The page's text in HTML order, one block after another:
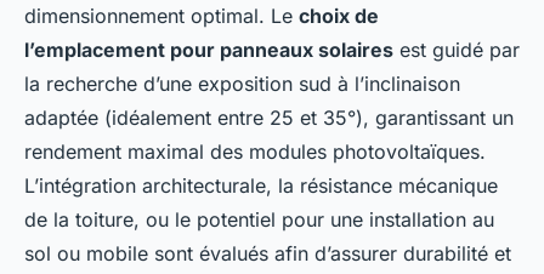
dimensionnement optimal. Le choix de
l’emplacement pour panneaux solaires est guidé par
la recherche d’une exposition sud à l’inclinaison
adaptée (idéalement entre 25 et 35°), garantissant un
rendement maximal des modules photovoltaïques.
L’intégration architecturale, la résistance mécanique
de la toiture, ou le potentiel pour une installation au
sol ou mobile sont évalués afin d’assurer durabilité et